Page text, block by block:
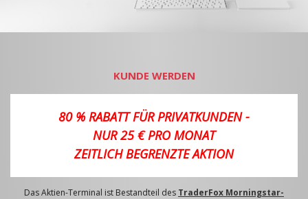
KUNDE WERDEN
80 % RABATT FÜR PRIVATKUNDEN -
NUR 25 € PRO MONAT
ZEITLICH BEGRENZTE AKTION
Das Aktien-Terminal ist Bestandteil des TraderFox Morningstar-